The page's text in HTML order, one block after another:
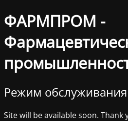
ФАРМПРОМ -
Режим обслуживания
Site will be available soon.